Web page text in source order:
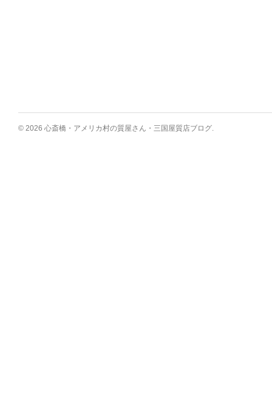
© 2026 心斎橋・アメリカ村の質屋さん・三国屋質店ブログ.